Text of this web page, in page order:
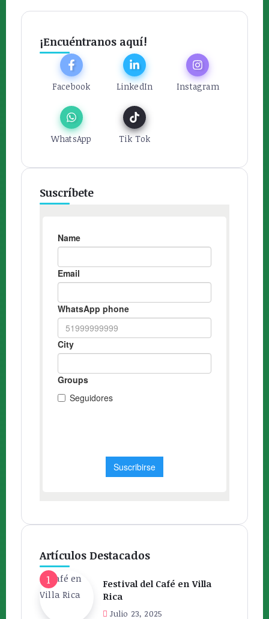
¡Encuéntranos aquí!
Facebook LinkedIn Instagram
WhatsApp Tik Tok
Suscríbete
Artículos Destacados
Festival del Café en Villa
Rica
Julio 23, 2025